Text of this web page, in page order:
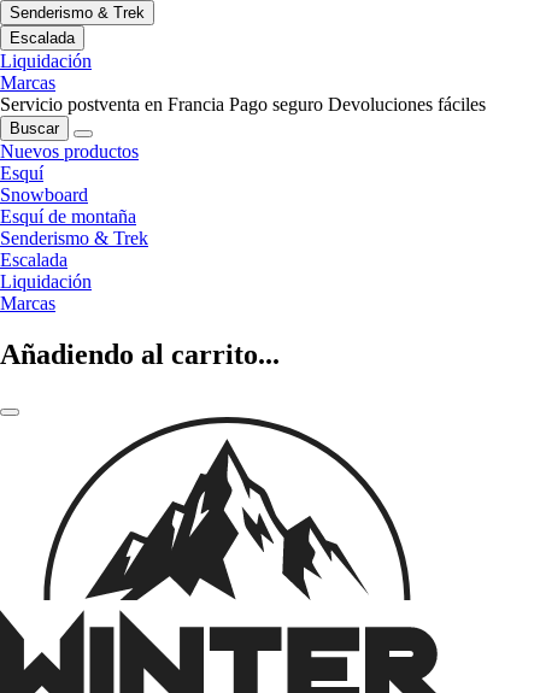
Senderismo & Trek
Escalada
Liquidación
Marcas
Servicio postventa en Francia Pago seguro Devoluciones fáciles
Buscar
Nuevos productos
Esquí
Snowboard
Esquí de montaña
Senderismo & Trek
Escalada
Liquidación
Marcas
Añadiendo al carrito...